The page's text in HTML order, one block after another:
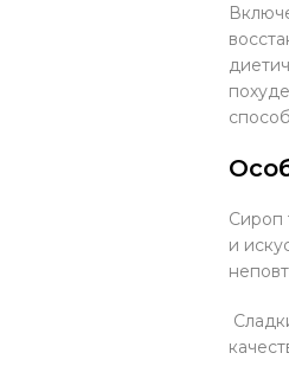
Сироп
и